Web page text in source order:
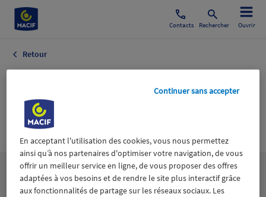
Contacts Rechercher Ouvrir
Retour
Commerce
Culture
Lesthématiques
En acceptant l'utilisation des cookies, vous nous permettez
ainsi qu’à nos partenaires d'optimiser votre navigation, de vous
offrir un meilleur service en ligne, de vous proposer des offres
adaptées à vos besoins et de rendre le site plus interactif grâce
aux fonctionnalités de partage sur les réseaux sociaux. Les
Continuer sans accepter